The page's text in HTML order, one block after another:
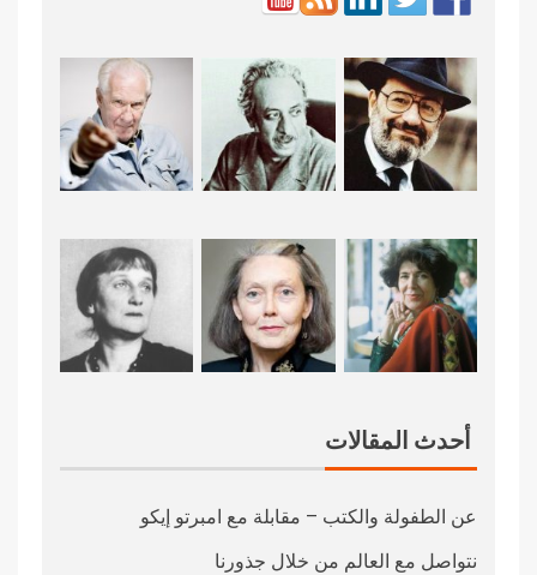
أحدث المقالات
عن الطفولة والكتب – مقابلة مع امبرتو إيكو
نتواصل مع العالم من خلال جذورنا